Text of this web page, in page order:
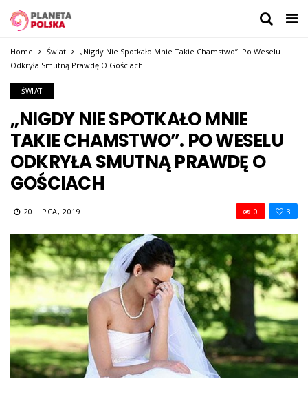
Home Świat
„Nigdy Nie Spotkało Mnie Takie Chamstwo”. Po Weselu
Odkryła Smutną Prawdę O Gościach
ŚWIAT
„NIGDY NIE SPOTKAŁO MNIE
TAKIE CHAMSTWO”. PO WESELU
ODKRYŁA SMUTNĄ PRAWDĘ O
GOŚCIACH
20 LIPCA, 2019 3
0